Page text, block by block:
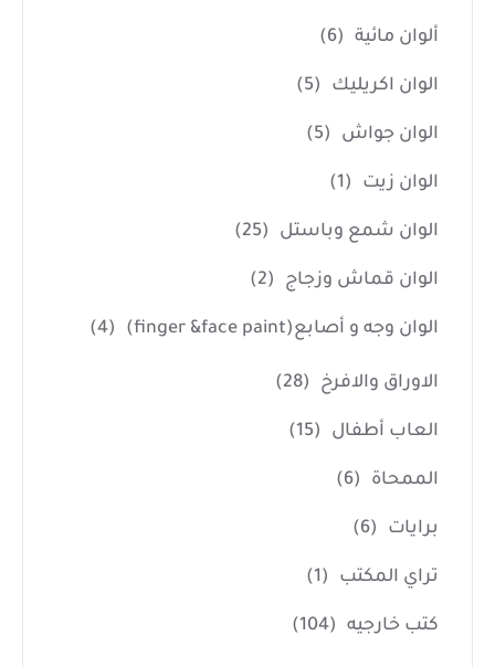
ألوان مائية (6)
الوان اكريليك (5)
الوان جواش (5)
الوان زيت (1)
الوان شمع وباستل (25)
الوان قماش وزجاج (2)
الوان وجه و أصابع(finger &face paint) (4)
الاوراق والافرخ (28)
العاب أطفال (15)
الممحاة (6)
برايات (6)
تراي المكتب (1)
كتب خارجيه (104)